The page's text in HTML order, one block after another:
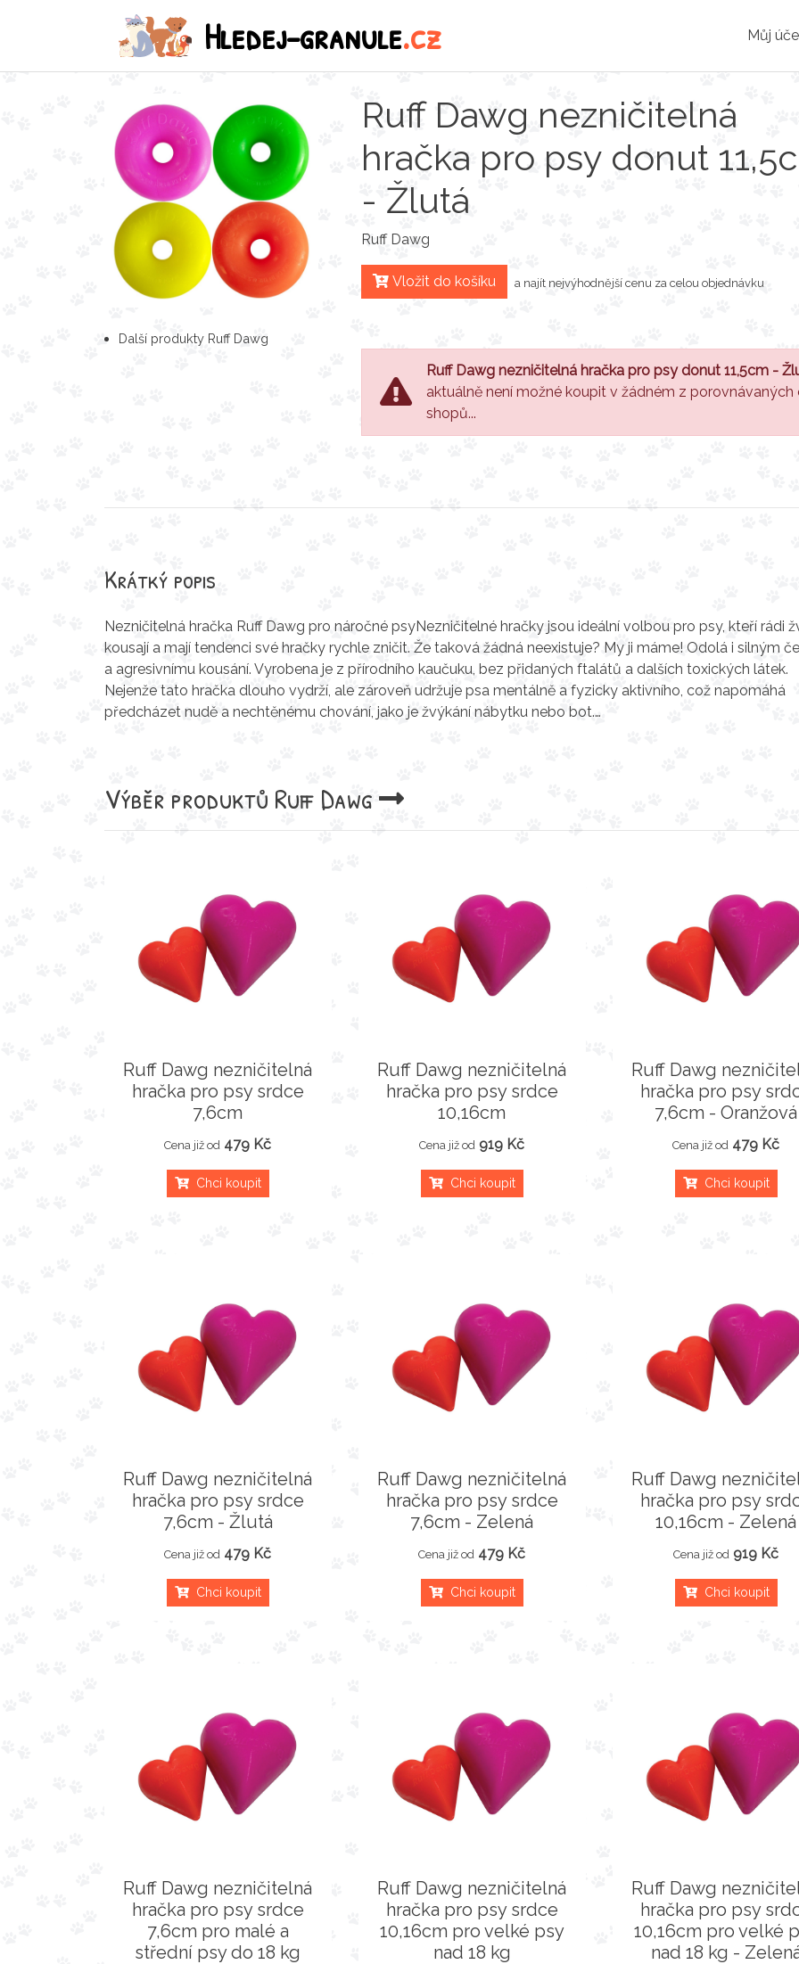
Hledej-granule.cz Můj
Další produkty Ruff Dawg
Ruff Dawg nezničitelná
hračka pro psy donut
- Žlutá
Ruff Dawg
Vložit do košíku a najít nejvýhodnější cenu za celou objednávku
Ruff Dawg nezničitelná hračka pro psy donut 11,5cm -
aktuálně není možné koupit v žádném z porovnávaných
shopů...
Krátký popis
Nezničitelná hračka Ruff Dawg pro náročné psyNezničitelné hračky jsou ideální volbou pro psy, kteří rádi
kousají a mají tendenci své hračky rychle zničit. Že taková žádná neexistuje? My ji máme! Odolá i silným
a agresivnímu kousání. Vyrobena je z přírodního kaučuku, bez přidaných ftalátů a dalších toxických látek.
Nejenže tato hračka dlouho vydrží, ale zároveň udržuje psa mentálně a fyzicky aktivního, což napomáhá
předcházet nudě a nechtěnému chování, jako je žvýkání nábytku nebo bot.…
Výběr produktů Ruff Dawg
Ruff Dawg nezničitelná
hračka pro psy srdce
7,6cm
Cena již od 479 Kč
Chci koupit
Ruff Dawg nezničitelná
hračka pro psy srdce
10,16cm
Cena již od 919 Kč
Chci koupit
Ruff Dawg
hračka pro psy
7,6cm - Oranžová
Cena již od 479 Kč
Chci koupit
Ruff Dawg nezničitelná
hračka pro psy srdce
7,6cm - Žlutá
Cena již od 479 Kč
Chci koupit
Ruff Dawg nezničitelná
hračka pro psy srdce
7,6cm - Zelená
Cena již od 479 Kč
Chci koupit
Ruff Dawg
hračka pro psy
10,16cm - Zelená
Cena již od 919 Kč
Chci koupit
Ruff Dawg nezničitelná
hračka pro psy srdce
7,6cm pro malé a
střední psy do 18 kg
Ruff Dawg nezničitelná
hračka pro psy srdce
10,16cm pro velké psy
nad 18 kg
Ruff Dawg
hračka pro psy
10,16cm pro velké
nad 18 kg -